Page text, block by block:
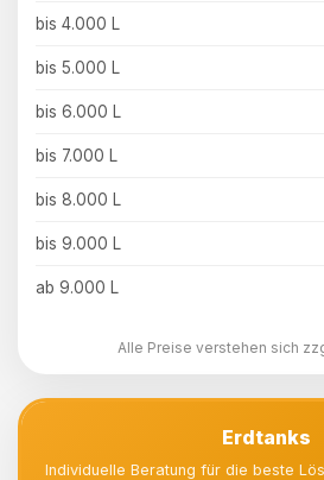
bis 4.000 L
bis 5.000 L
bis 6.000 L
bis 7.000 L
bis 8.000 L
bis 9.000 L
ab 9.000 L
Alle Preise verstehen sich
Erdtanks
Individuelle Beratung für die beste